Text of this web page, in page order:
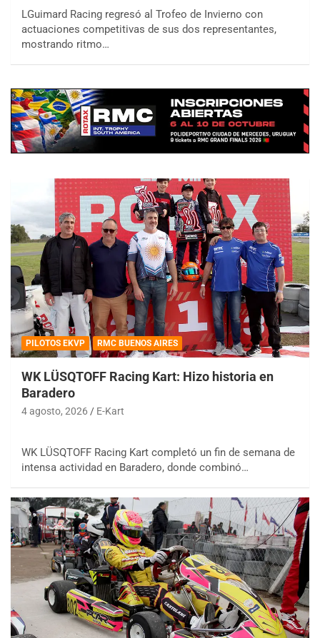
LGuimard Racing regresó al Trofeo de Invierno con
actuaciones competitivas de sus dos representantes,
mostrando ritmo…
PILOTOS EKVP RMC BUENOS AIRES
WK LÜSQTOFF Racing Kart: Hizo historia en
Baradero
4 agosto, 2026 E-Kart
WK LÜSQTOFF Racing Kart completó un fin de semana de
intensa actividad en Baradero, donde combinó…